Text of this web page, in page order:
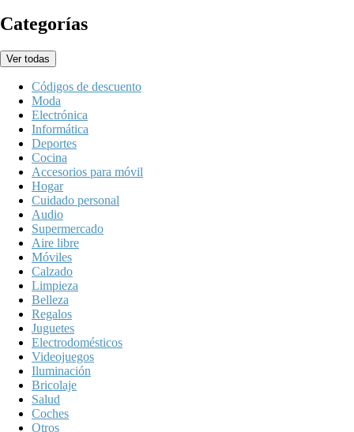
Categorías
Ver todas
Códigos de descuento
Moda
Electrónica
Informática
Deportes
Cocina
Accesorios para móvil
Hogar
Cuidado personal
Audio
Supermercado
Aire libre
Móviles
Calzado
Limpieza
Belleza
Regalos
Juguetes
Electrodomésticos
Videojuegos
Iluminación
Bricolaje
Salud
Coches
Otros